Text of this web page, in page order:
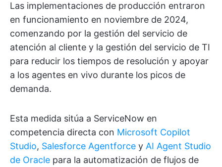
Las implementaciones de producción entraron
en funcionamiento en noviembre de 2024,
comenzando por la gestión del servicio de
atención al cliente y la gestión del servicio de TI
para reducir los tiempos de resolución y apoyar
a los agentes en vivo durante los picos de
demanda.
Esta medida sitúa a ServiceNow en
competencia directa con Microsoft Copilot
Studio, Salesforce Agentforce y AI Agent Studio
de Oracle para la automatización de flujos de